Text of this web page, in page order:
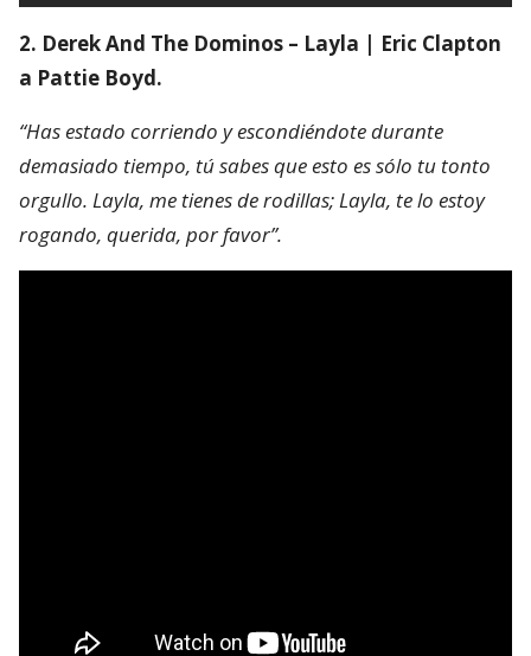
2. Derek And The Dominos – Layla | Eric Clapton
a Pattie Boyd.
“Has estado corriendo y escondiéndote durante
demasiado tiempo, tú sabes que esto es sólo tu tonto
orgullo. Layla, me tienes de rodillas; Layla, te lo estoy
rogando, querida, por favor”.